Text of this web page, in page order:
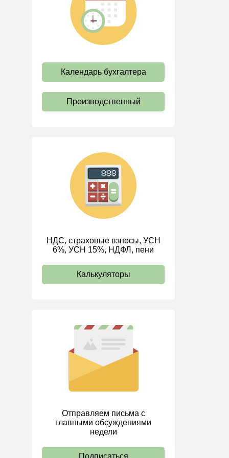
труда
Отпуск и время отдыха
Оплата труда
Ответственность и
взыскания
Пенсии
Трудовые книжки
Кадровые документы и
образцы
Персональные данные
ИП
Календарь бухгалтера
Производственный
НДС, страховые взносы, УСН
6%, УСН 15%, НДФЛ, пени
Калькуляторы
Отправляем письма с
главными обсуждениями
недели
Подписаться